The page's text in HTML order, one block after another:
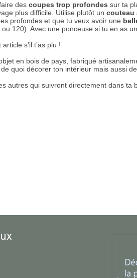
des coupes trop profondes sur ta
plus difficile. Utilise plutôt un couteau
profondes et que tu veux avoir une
120). Avec une ponceuse si tu en as
s’il t’as plu !
en bois de pays, fabriqué
quoi décorer ton intérieur mais aussi
autres qui suivront directement dans ta